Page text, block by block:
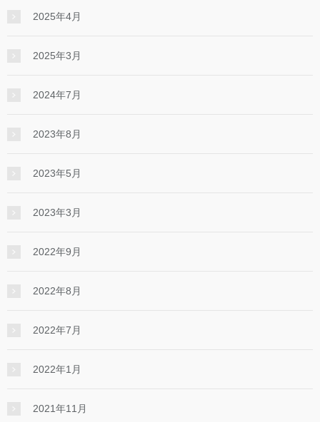
2025年4月
2025年3月
2024年7月
2023年8月
2023年5月
2023年3月
2022年9月
2022年8月
2022年7月
2022年1月
2021年11月